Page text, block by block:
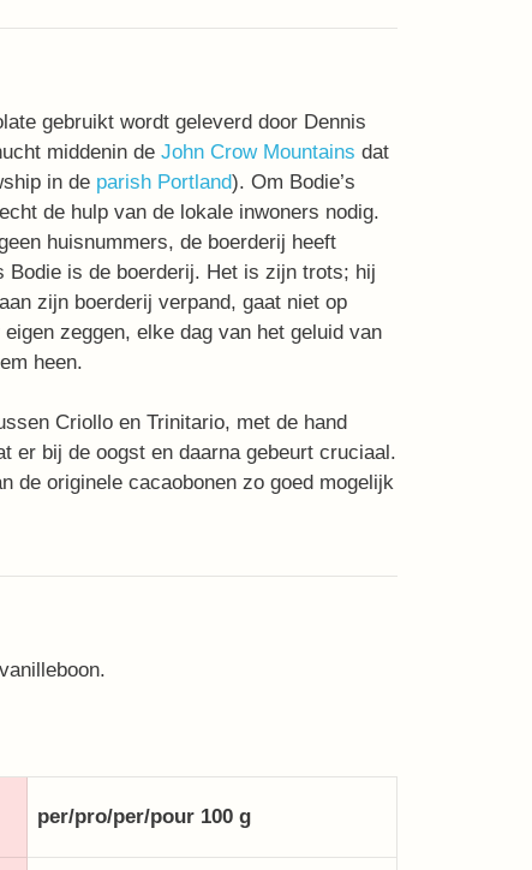
gebruikt wordt geleverd door Dennis
middenin de John Crow Mountains dat
in de parish Portland). Om Bodie’s
de hulp van de lokale inwoners nodig.
huisnummers, de boerderij heeft
Bodie is de boerderij. Het is zijn trots; hij
zijn boerderij verpand, gaat niet op
zeggen, elke dag van het geluid van
heen.
Criollo en Trinitario, met de hand
er bij de oogst en daarna gebeurt cruciaal.
de originele cacaobonen zo goed mogelijk
per/pro/per/pour 100 g